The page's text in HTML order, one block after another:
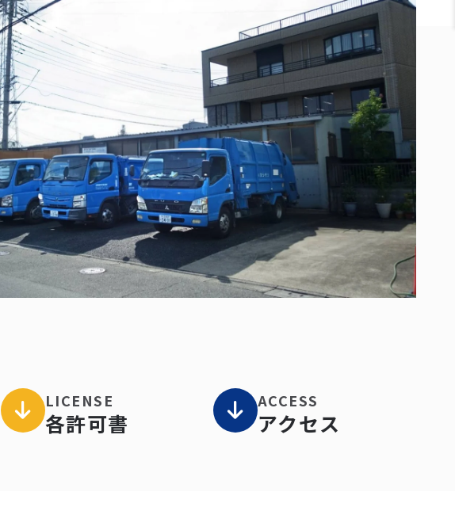
LICENSE
各許可書
ACCESS
アクセス